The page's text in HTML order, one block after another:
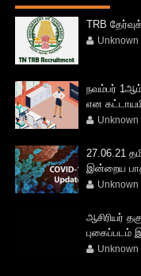
TRB
Unknown
நவம்பர்
என
Unknown
27.06.21
இன்றைய
Unknown
ஆசிரியர்
புகைப்படம்
Unknown